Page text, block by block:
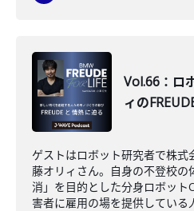
Vol.66：ロ
ィの
ゲストはロボット研究者で株
藤オリィさん。自身の不登校の
消」を目的とした分身ロボッ
害者に雇用の場を提供している